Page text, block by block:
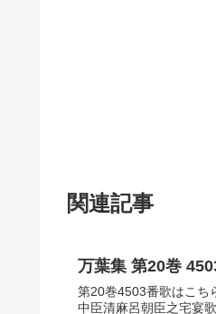
関連記事
万葉集 第20巻
第20巻4503番歌はこち
中臣清麻呂朝臣之宅宴